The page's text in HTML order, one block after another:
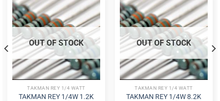
OUT OF STOCK
TAKMAN REY 1/4 WATT
TAKMAN REY 1/4W 1.2K
OUT OF STOCK
TAKMAN REY 1/4 WATT
TAKMAN REY 1/4W 8.2K